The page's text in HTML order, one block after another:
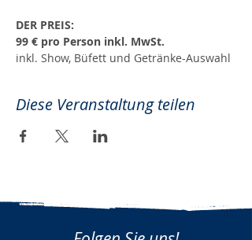
DER PREIS:
99 € pro Person inkl. MwSt.
inkl. Show, Büfett und Getränke-Auswahl
Diese Veranstaltung teilen